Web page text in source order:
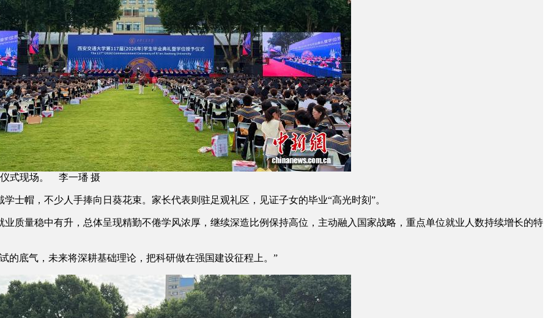
仪式现场。 李一璠 摄
帽，不少人手捧向日葵花束。家长代表则驻足观礼区，见证子女的毕业“高光时刻”。
量稳中有升，总体呈现精勤不倦学风浓厚，继续深造比例保持高位，主动融入国家战略，重点单位就业人数持续增长的特
底气，未来将深耕基础理论，把科研做在强国建设征程上。”